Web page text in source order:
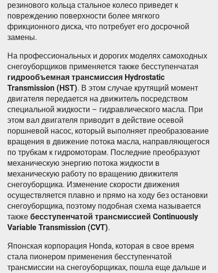
резинового кольца стальное колесо приведет к
повреждению поверхности более мягкого
фрикционного диска, что потребует его досрочной
замены.
На профессиональных и дорогих моделях самоходных
снегоуборщиков применяется также бесступенчатая
гидрообъемная трансмиссия Hydrostatic
Transmission (HST). В этом случае крутящий момент
двигателя передается на движитель посредством
специальной жидкости – гидравлического масла. При
этом вал двигателя приводит в действие осевой
поршневой насос, который выполняет преобразование
вращения в движение потока масла, направляющегося
по трубкам к гидромоторам. Последние преобразуют
механическую энергию потока жидкости в
механическую работу по вращению движителя
снегоуборщика. Изменение скорости движения
осуществляется плавно и прямо на ходу без остановки
снегоуборщика, поэтому подобная схема называется
также бесступенчатой трансмиссией Continuously
Variable Transmission (CVT).
Японская корпорация Honda, которая в свое время
стала пионером применения бесступенчатой
трансмиссии на снегоуборщиках, пошла еще дальше и